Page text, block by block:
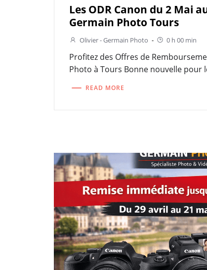
Les ODR Canon du 2 Mai
Germain Photo Tours
Olivier - Germain Photo - 0 h 00 min
Profitez des Offres de
Photo à Tours Bonne nouvelle pour
READ MORE